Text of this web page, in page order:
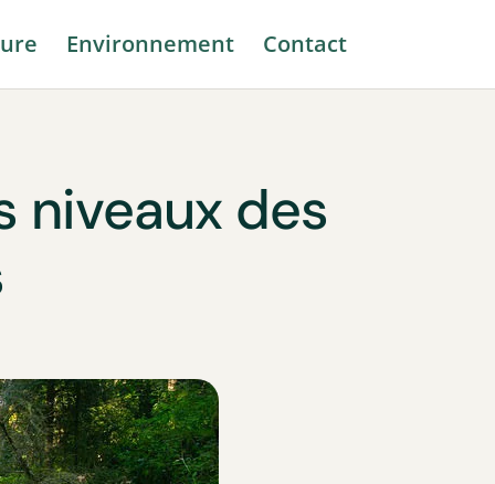
Environnement Contact
niveaux des